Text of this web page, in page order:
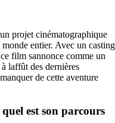
projet cinématographique
entier. Avec un casting
film sannonce comme un
laffût des dernières
de cette aventure
est son parcours